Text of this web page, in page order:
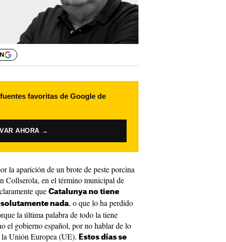
favoritas de Google de
AHORA →
la aparición de un brote de peste porcina
Collserola, en el término municipal de
que Catalunya no tiene
nada, o que lo ha perdido
la última palabra de todo la tiene
el gobierno español, por no hablar de lo
la Unión Europea (UE).
Estos días se